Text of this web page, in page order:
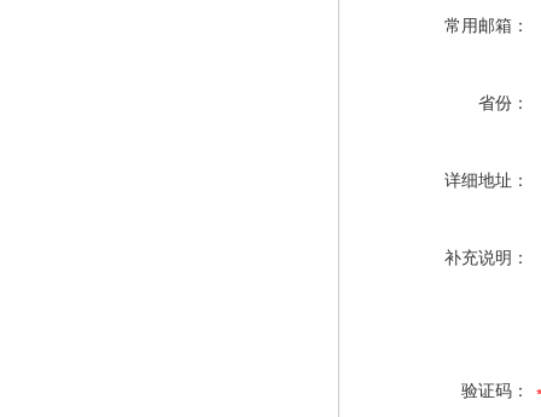
常用邮箱：
省份：
详细地址：
补充说明：
验证码：